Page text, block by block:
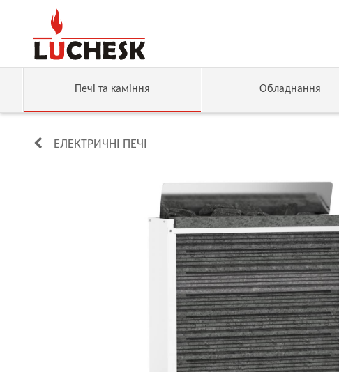
Печі та каміння Обладнання
ЕЛЕКТРИЧНІ ПЕЧІ